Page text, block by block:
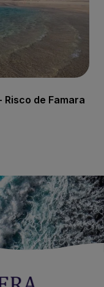
Risco de Famara